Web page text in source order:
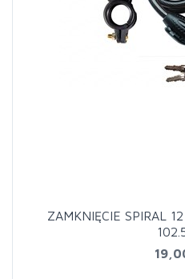
ZAMKNIĘCIE SPIRAL